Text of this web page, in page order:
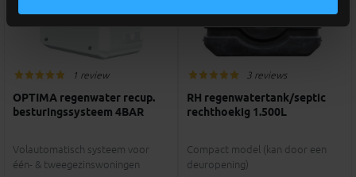
1 review
OPTIMA regenwater recup.
besturingssysteem 4BAR
Volautomatisch systeem voor
één- & tweegezinswoningen
3 reviews
RH regenwatertank/septic
rechthoekig 1.500L
Compact model (kan door een
deuropening)